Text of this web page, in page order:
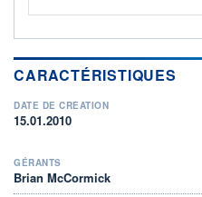
CARACTÉRISTIQUES
DATE DE CRÉATION
15.01.2010
GÉRANTS
Brian McCormick